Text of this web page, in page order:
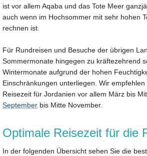
ist vor allem Aqaba und das Tote Meer
auch wenn im Hochsommer mit sehr hohen
rechnen ist.
Für Rundreisen und Besuche der übrigen
Sommermonate hingegen zu kräftezehrend
Wintermonate aufgrund der hohen
Einschränkungen unterliegen. Wir
Reisezeit für Jordanien vor allem März bis
September bis Mitte November.
Optimale Reisezeit für die
In der folgenden Übersicht sehen Sie die